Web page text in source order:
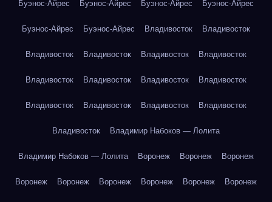
Буэнос-Айрес Буэнос-Айрес Буэнос-Айрес Буэнос-Айрес
Буэнос-Айрес Буэнос-Айрес Владивосток Владивосток
Владивосток Владивосток Владивосток Владивосток
Владивосток Владивосток Владивосток Владивосток
Владивосток Владивосток Владивосток Владивосток
Владивосток Владимир Набоков — Лолита
Владимир Набоков — Лолита Воронеж Воронеж Воронеж
Воронеж Воронеж Воронеж Воронеж Воронеж Воронеж